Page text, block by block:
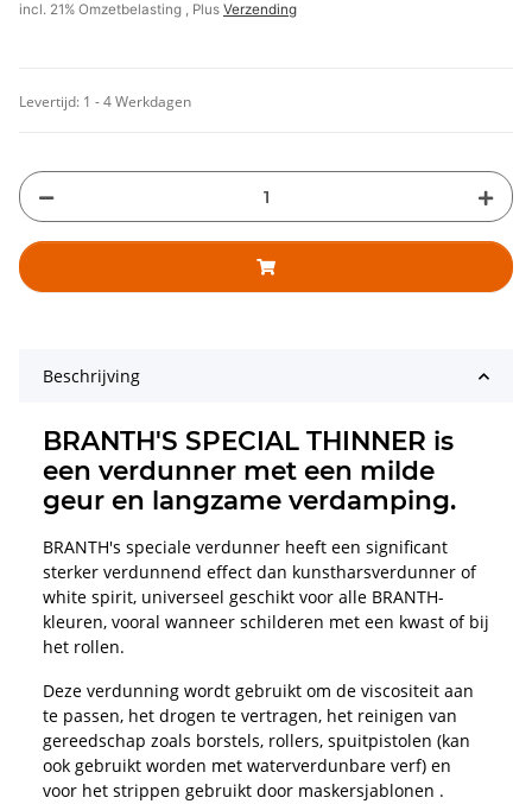
incl. 21% Omzetbelasting , Plus Verzending
Levertijd: 1 - 4 Werkdagen
Beschrijving
BRANTH'S SPECIAL THINNER is
een verdunner met een milde
geur en langzame verdamping.
BRANTH's speciale verdunner heeft een significant
sterker verdunnend effect dan kunstharsverdunner of
white spirit, universeel geschikt voor alle BRANTH-
kleuren, vooral wanneer schilderen met een kwast of bij
het rollen.
Deze verdunning wordt gebruikt om de viscositeit aan
te passen, het drogen te vertragen, het reinigen van
gereedschap zoals borstels, rollers, spuitpistolen (kan
ook gebruikt worden met waterverdunbare verf) en
voor het strippen gebruikt door maskersjablonen .